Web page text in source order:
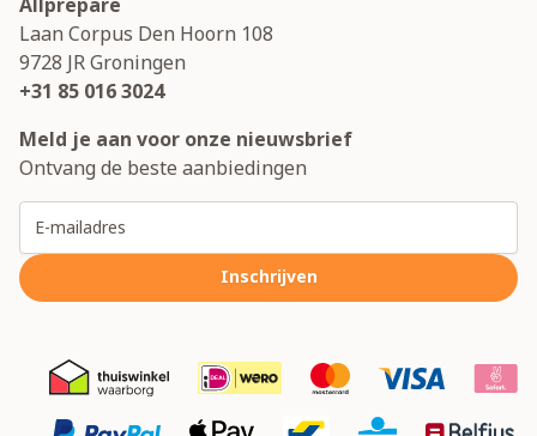
Allprepare
Laan Corpus Den Hoorn 108
9728 JRGroningen
+31 85 016 3024
Meld je aan voor onze nieuwsbrief
Ontvang de beste aanbiedingen
Inschrijven